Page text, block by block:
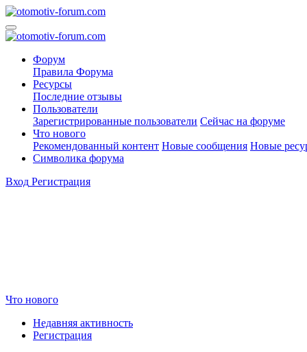
Форум
Правила Форума
Ресурсы
Последние отзывы
Пользователи
Зарегистрированные пользователи Сейчас на форуме
Что нового
Рекомендованный контент Новые сообщения Новые
Символика форума
Вход Регистрация
Что нового
Недавняя активность
Регистрация